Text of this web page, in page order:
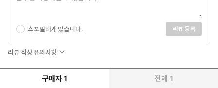
스포일러가 있습니다. 리뷰 등록
리뷰 작성 유의사항
구매자 1 전체 1